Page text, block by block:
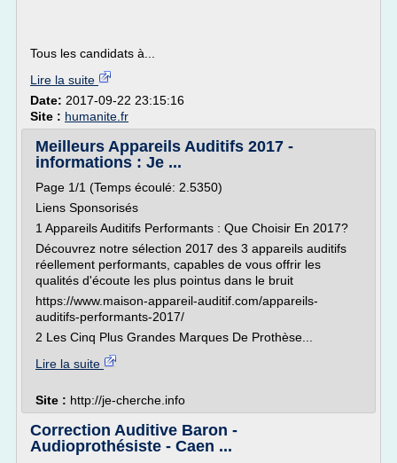
Tous les candidats à...
Lire la suite
Date: 2017-09-22 23:15:16
Site : humanite.fr
Meilleurs Appareils Auditifs 2017 -
informations : Je ...
Page 1/1 (Temps écoulé: 2.5350)
Liens Sponsorisés
1 Appareils Auditifs Performants : Que Choisir En 2017?
Découvrez notre sélection 2017 des 3 appareils auditifs
réellement performants, capables de vous offrir les
qualités d'écoute les plus pointus dans le bruit
https://www.maison-appareil-auditif.com/appareils-
auditifs-performants-2017/
2 Les Cinq Plus Grandes Marques De Prothèse...
Lire la suite
Site : http://je-cherche.info
Correction Auditive Baron -
Audioprothésiste - Caen ...